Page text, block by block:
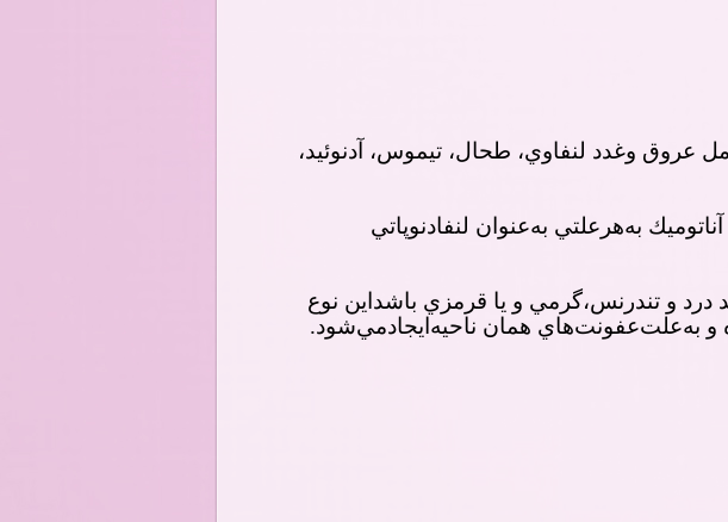
ﻋﺮوق وﻏﺪد ﻟﻨﻔﺎوي، ﻃﺤﺎل، ﺗﻴﻤﻮس، آدﻧﻮﺋﻴﺪ،
ﺑﻪﻫﺮﻋﻠﺘﻲ ﺑﻪﻋﻨﻮان ﻟﻨﻔﺎدﻧﻮﭘﺎﺗﻲ
درد و ﺗﻨﺪرﻧﺲ،ﮔﺮﻣﻲ و ﻳﺎ ﻗﺮﻣﺰي ﺑﺎﺷﺪاﻳﻦ ﻧﻮع
و ﺑﻪﻋﻠﺖﻋﻔﻮﻧﺖﻫﺎي ﻫﻤﺎن ﻧﺎﺣﻴﻪاﻳﺠﺎدﻣﻲﺷﻮد.